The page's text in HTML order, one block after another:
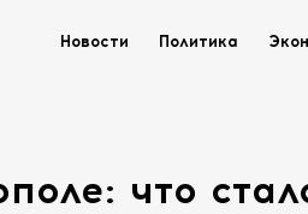
Новости Политика
что